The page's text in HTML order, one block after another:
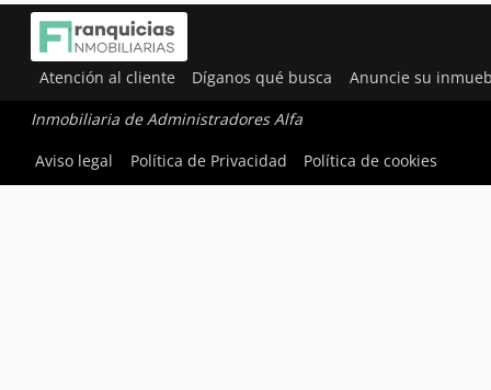
Atención al cliente Díganos qué busca Anuncie su
Inmobiliaria de Administradores Alfa
Aviso legal
Política de Privacidad Política de cookies